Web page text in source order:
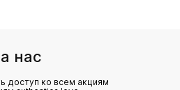
нас
доступ ко всем акциям